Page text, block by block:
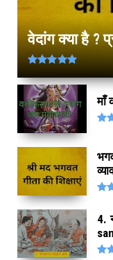
वेदांग क्या है ?
माँ
4.